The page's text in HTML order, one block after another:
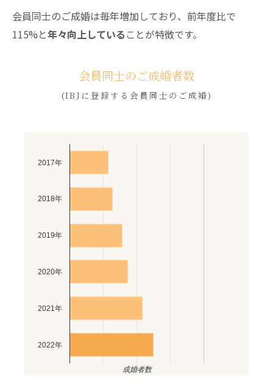
会員同士のご成婚は毎年増加しており、前年度比で
115%と年々向上している ことが特徴です。
会員同士のご成婚者数
(IBJに登録する会員同士のご成婚)
2017年
2018年
2019年
2020年
2021年
2022年
成婚者数